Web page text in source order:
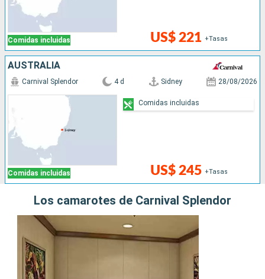
Comidas incluidas US$ 221 +Tasas
AUSTRALIA
Comidas incluidas
Carnival Splendor 4 d Sidney 28/08/2026
US$ 245 +Tasas
Comidas incluidas
Los camarotes de Carnival Splendor